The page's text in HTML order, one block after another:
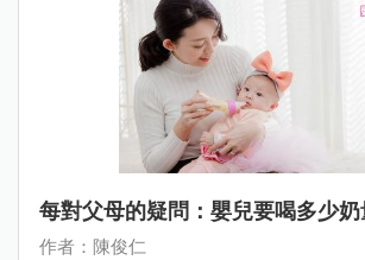
每對父母的疑問：嬰兒要喝多少奶
作者：陳俊仁